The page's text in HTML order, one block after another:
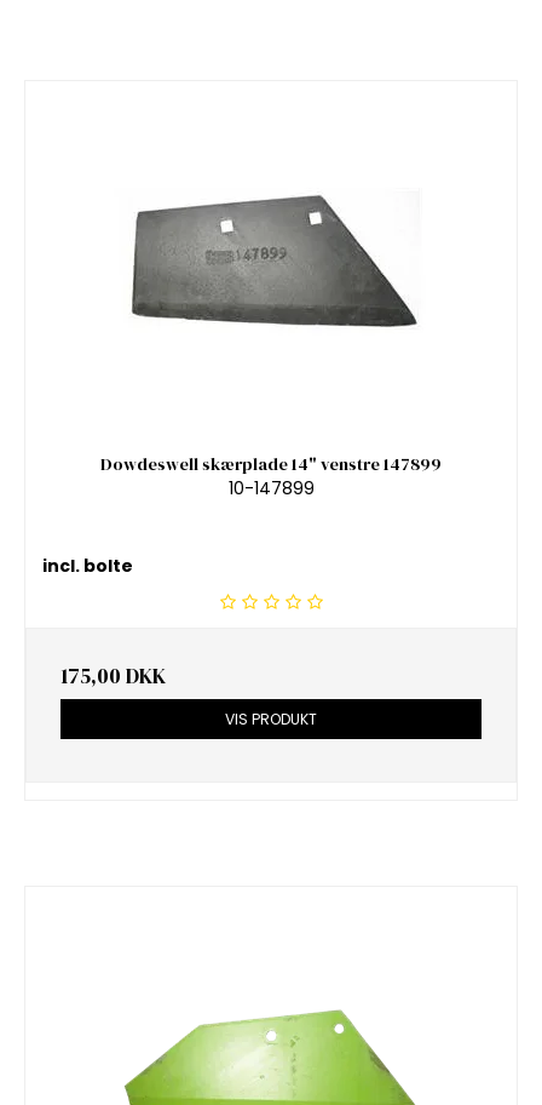
Dowdeswell skærplade 14" venstre 147899
10-147899
incl. bolte
175,00 DKK
VIS PRODUKT